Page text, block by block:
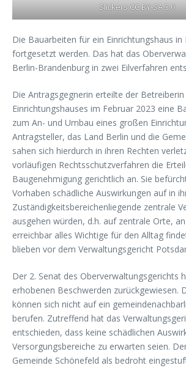
Slickers CC BY-SA 3.0
Die Bauarbeiten für ein Einrichtungshaus
fortgesetzt werden. Das hat das
Berlin-Brandenburg in zwei Eilverfahren
Die Antragsgegnerin erteilte der Betreiberin
Einrichtungshauses im Februar 2023 eine
zum An- und Umbau eines großen
Antragsteller, das Land Berlin und die
sahen sich hierdurch in ihren Rechten
vorläufigen Rechtsschutzverfahren die
Baugenehmigung gerichtlich an. Sie
Vorhaben schädliche Auswirkungen auf in
Zuständigkeitsbereichenliegende zentrale
ausgehen würden, d.h. auf zentrale Orte,
erreichbar alles Wichtige für den Alltag
blieben vor dem Verwaltungsgericht
Der 2. Senat des Oberverwaltungsgerichts
erhobenen Beschwerden zurückgewiesen.
können sich nicht auf ein
berufen. Zutreffend hat das
entschieden, dass keine schädlichen
Versorgungsbereiche zu erwarten seien.
Gemeinde Schönefeld als bedroht